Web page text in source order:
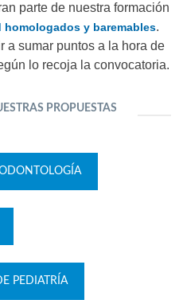
parte de nuestra formación
y baremables.
a sumar puntos a la hora de
lo recoja la convocatoria.
PROPUESTAS
PEDIATRÍA